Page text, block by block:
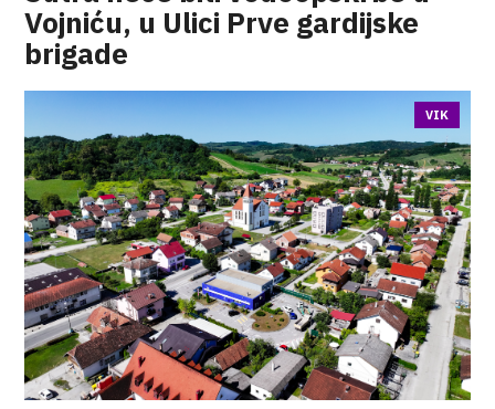
Vojniću, u Ulici Prve gardijske
brigade
VIK